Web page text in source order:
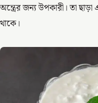
অন্ত্রের জন্য উপকারী। তা
থাকে।